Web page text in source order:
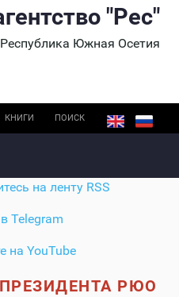
"Рес"
Республика Южная Осетия
КНИГИ ПОИСК
на ленту RSS
Telegram
на YouTube
РЮО